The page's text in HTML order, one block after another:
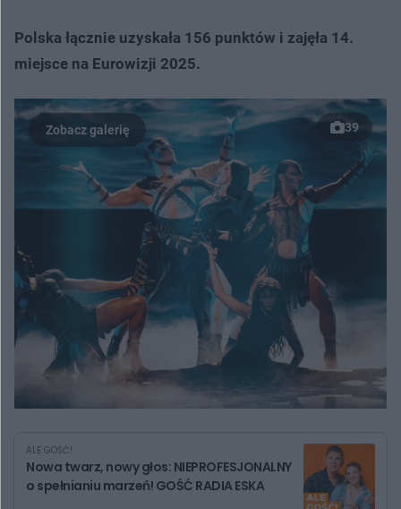
Polska łącznie uzyskała 156 punktów i zajęła 14.
miejsce na Eurowizji 2025.
39
ALE GOŚĆ!
Nowa twarz, nowy głos: NIEPROFESJONALNY
o spełnianiu marzeń! GOŚĆ RADIA ESKA